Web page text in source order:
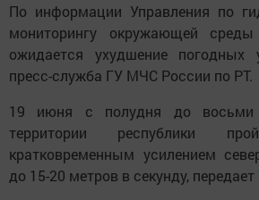
По информации Управления по
мониторингу окружающей
ожидается ухудшение погодных
пресс-служба ГУ МЧС России по РТ.
19 июня с полудня до восьми
территории республики
кратковременным усилением
до 15-20 метров в секунду, передает